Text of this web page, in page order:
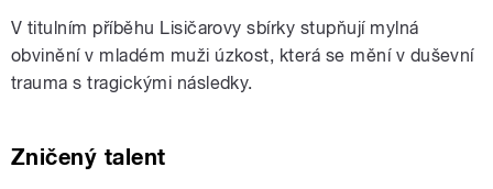
V titulním příběhu Lisičarovy sbírky stupňují mylná
obvinění v mladém muži úzkost, která se mění v duševní
trauma s tragickými následky.
Zničený talent